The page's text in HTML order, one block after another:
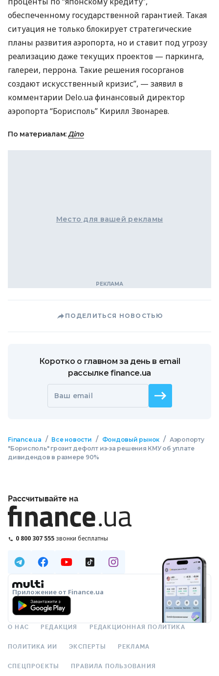
обеспеченному государственной гарантией. Такая
ситуация не только блокирует стратегические
планы развития аэропорта, но и ставит под угрозу
реализацию даже текущих проектов — паркинга,
галереи, перрона. Такие решения госорганов
создают искусственный кризис”, — заявил в
комментарии Delo.ua финансовый директор
аэропорта “Борисполь” Кирилл Звонарев.
По материалам:Діло
Место для вашей рекламы
ПОДЕЛИТЬСЯ НОВОСТЬЮ
Коротко о главном за день в email
рассылке finance.ua
Ваш email
Finance.ua / Все новости / Фондовый рынок / Аэропорту
"Борисполь" грозит дефолт из-за решения КМУ об уплате
дивидендов в размере 90%
Рассчитывайте на
0 800 307 555 звонки бесплатны
Приложение от Finance.ua
О НАС РЕДАКЦИЯ РЕДАКЦИОННАЯ ПОЛИТИКА
ПОЛИТИКА ИИ ЭКСПЕРТЫ РЕКЛАМА
СПЕЦПРОЕКТЫ ПРАВИЛА ПОЛЬЗОВАНИЯ